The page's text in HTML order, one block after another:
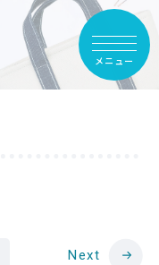
メニュー
Next